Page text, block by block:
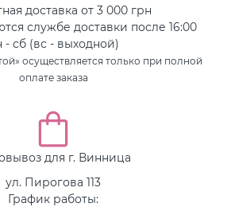
доставка от 3 000 грн
службе доставки после 16:00
- сб (вс - выходной)
осуществляется только при полной
оплате заказа
для г. Винница
ул. Пирогова 113
График работы: